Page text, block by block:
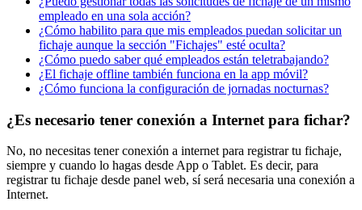
empleado en una sola acción?
¿Cómo habilito para que mis empleados puedan solicitar un
fichaje aunque la sección "Fichajes" esté oculta?
¿Cómo puedo saber qué empleados están teletrabajando?
¿El fichaje offline también funciona en la app móvil?
¿Cómo funciona la configuración de jornadas nocturnas?
¿Es necesario tener conexión a Internet para fichar?
No, no necesitas tener conexión a internet para registrar tu fichaje,
siempre y cuando lo hagas desde App o Tablet. Es decir, para
registrar tu fichaje desde panel web, sí será necesaria una conexión a
Internet.